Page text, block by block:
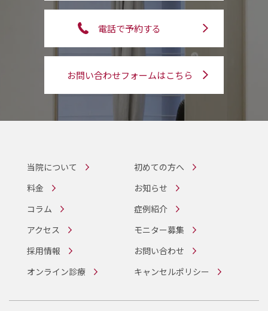
電話で予約する
お問い合わせフォームはこちら
当院について
初めての方へ
料金
お知らせ
コラム
症例紹介
アクセス
モニター募集
採用情報
お問い合わせ
オンライン診療
キャンセルポリシー